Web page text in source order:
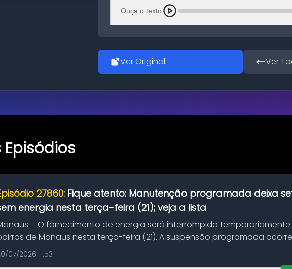
Ouça o texto
Ver Original Ver
Episódios
27860: Fique atento: Manutenção programada deixa
energia nesta terça-feira (21); veja a lista
– O fornecimento de energia será interrompido
de Manaus nesta terça-feira (21). A suspensão programada
de manuten...
07/2026 11:53